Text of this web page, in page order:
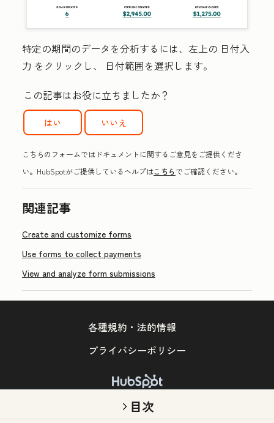
特定の期間のデータを分析するには、左上の 日付入
力 をクリックし、 日付範囲を選択します。
この記事はお役に立ちましたか？
はい いいえ
こちらのフォームではドキュメントに関するご意見をご提供くださ
い。HubSpotがご提供しているヘルプはこちらでご確認ください。
関連記事
Create and customize forms
Use forms to collect payments
View and analyze form submissions
目次
Copyright © 2026 HubSpot, Inc.
各種規約・法的情報
プライバシーポリシー